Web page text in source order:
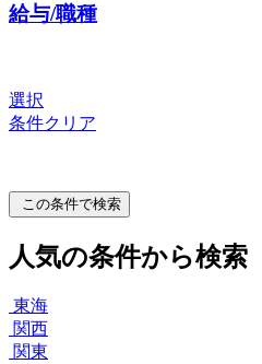
給与/職種
選択
条件クリア
この条件で検索
人気の条件から検索
東海
関西
関東